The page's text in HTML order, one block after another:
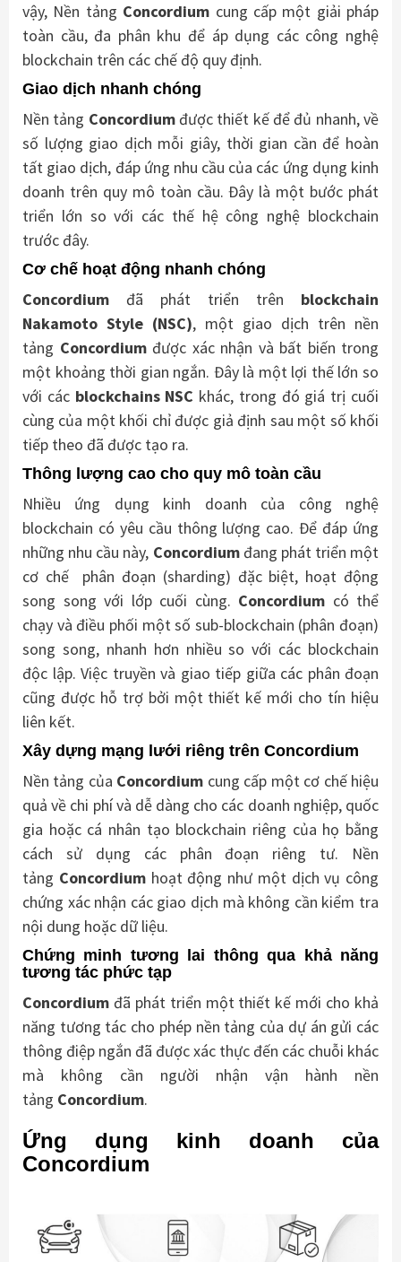
vậy, Nền tảng Concordium cung cấp một giải pháp
toàn cầu, đa phân khu để áp dụng các công nghệ
blockchain trên các chế độ quy định.
Giao dịch nhanh chóng
Nền tảng Concordiumđược thiết kế để đủ nhanh, về
số lượng giao dịch mỗi giây, thời gian cần để hoàn
tất giao dịch, đáp ứng nhu cầu của các ứng dụng kinh
doanh trên quy mô toàn cầu. Đây là một bước phát
triển lớn so với các thế hệ công nghệ blockchain
trước đây.
Cơ chế hoạt động nhanh chóng
Concordium đã phát triển trên blockchain
Nakamoto Style (NSC), một giao dịch trên nền
tảng Concordiumđược xác nhận và bất biến trong
một khoảng thời gian ngắn. Đây là một lợi thế lớn so
với các blockchains NSC khác, trong đó giá trị cuối
cùng của một khối chỉ được giả định sau một số khối
tiếp theo đã được tạo ra.
Thông lượng cao cho quy mô toàn cầu
Nhiều ứng dụng kinh doanh của công nghệ
blockchain có yêu cầu thông lượng cao. Để đáp ứng
những nhu cầu này, Concordiumđang phát triển một
cơ chế phân đoạn (sharding) đặc biệt, hoạt động
song song với lớp cuối cùng. Concordium có thể
chạy và điều phối một số sub-blockchain (phân đoạn)
song song, nhanh hơn nhiều so với các blockchain
độc lập. Việc truyền và giao tiếp giữa các phân đoạn
cũng được hỗ trợ bởi một thiết kế mới cho tín hiệu
liên kết.
Xây dựng mạng lưới riêng trên Concordium
Nền tảng của Concordium cung cấp một cơ chế hiệu
quả về chi phí và dễ dàng cho các doanh nghiệp, quốc
gia hoặc cá nhân tạo blockchain riêng của họ bằng
cách sử dụng các phân đoạn riêng tư. Nền
tảng Concordiumhoạt động như một dịch vụ công
chứng xác nhận các giao dịch mà không cần kiểm tra
nội dung hoặc dữ liệu.
Chứng minh tương lai thông qua khả năng
tương tác phức tạp
Concordium đã phát triển một thiết kế mới cho khả
năng tương tác cho phép nền tảng của dự án gửi các
thông điệp ngắn đã được xác thực đến các chuỗi khác
mà không cần người nhận vận hành nền
tảng Concordium.
Ứng dụng kinh doanh của
Concordium